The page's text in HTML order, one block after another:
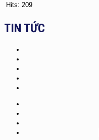
Hits: 209
TIN TỨC